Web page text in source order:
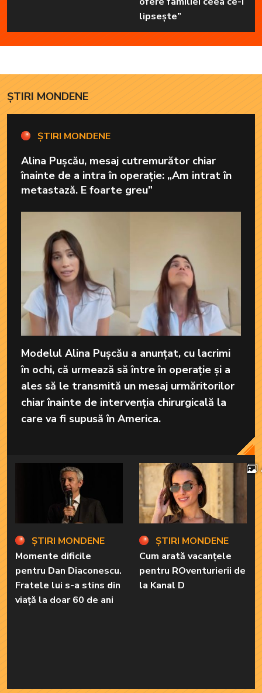
lipsește”
ȘTIRI MONDENE
ȘTIRI MONDENE
Alina Pușcău, mesaj cutremurător chiar
înainte de a intra în operație: „Am intrat în
metastază. E foarte greu”
Modelul Alina Pușcău a anunțat, cu lacrimi
în ochi, că urmează să între în operație și a
ales să le transmită un mesaj urmăritorilor
chiar înainte de intervenția chirurgicală la
care va fi supusă în America.
ȘTIRI MONDENE
Momente dificile
pentru Dan Diaconescu.
Fratele lui s-a stins din
viață la doar 60 de ani
ȘTIRI MONDENE
Cum arată vacanțele
pentru ROventurierii de
la Kanal D